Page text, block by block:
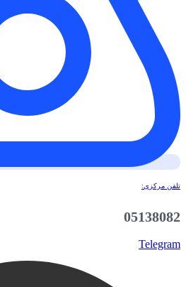
تلفن مرکزی:
05138082
Telegram